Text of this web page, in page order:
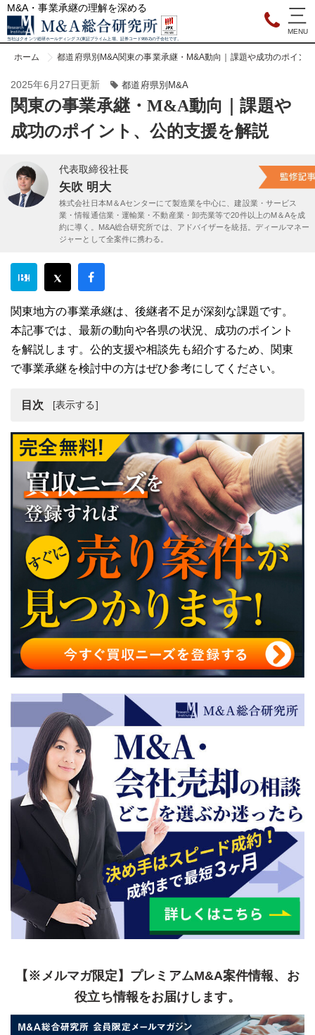
M&A・事業承継の理解を深める
当社はクオンツ総研ホールディングス(東証プライム上場、証券コード9552)の子会社です。
ホーム 都道府県別M&A関東の事業承継・M&A動向｜課題や成功のポイン
2025年6月27日更新 都道府県別M&A
関東の事業承継・M&A動向｜課題や
成功のポイント、公的支援を解説
代表取締役社長
矢吹 明大
株式会社日本M＆Aセンターにて製造業を中心に、建設業・サービス
業・情報通信業・運輸業・不動産業・卸売業等で20件以上のM＆Aを成
約に導く。M&A総合研究所では、アドバイザーを統括。ディールマネー
ジャーとして全案件に携わる。
関東地方の事業承継は、後継者不足が深刻な課題です。
本記事では、最新の動向や各県の状況、成功のポイント
を解説します。公的支援や相談先も紹介するため、関東
で事業承継を検討中の方はぜひ参考にしてください。
目次
関東地方のM&A・事業承継の動向
関東地方の各県別のM&A・事業承継の動向
関東地方のM&A・事業承継の今後
関東で事業承継を成功させる3つのポイント
関東地方のM&A・事業承継の案件
関東地方のM&A・事業承継の事例
事業承継・M&A時におすすめの相談先
関東の事業承継で活用したい公的支援3選
関東地方のM&A・事業承継のまとめ
【※メルマガ限定】プレミアムM&A案件情報、お
役立ち情報をお届けします。